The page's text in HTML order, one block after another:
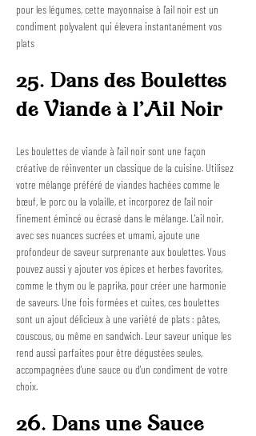
pour les légumes, cette mayonnaise à l'ail noir est un
condiment polyvalent qui élevera instantanément vos
plats
25. Dans des Boulettes
de Viande à l'Ail Noir
Les boulettes de viande à l'ail noir sont une façon
créative de réinventer un classique de la cuisine. Utilisez
votre mélange préféré de viandes hachées comme le
bœuf, le porc ou la volaille, et incorporez de l'ail noir
finement émincé ou écrasé dans le mélange. L'ail noir,
avec ses nuances sucrées et umami, ajoute une
profondeur de saveur surprenante aux boulettes. Vous
pouvez aussi y ajouter vos épices et herbes favorites,
comme le thym ou le paprika, pour créer une harmonie
de saveurs. Une fois formées et cuites, ces boulettes
sont un ajout délicieux à une variété de plats : pâtes,
couscous, ou même en sandwich. Leur saveur unique les
rend aussi parfaites pour être dégustées seules,
accompagnées d'une sauce ou d'un condiment de votre
choix.
26. Dans une Sauce